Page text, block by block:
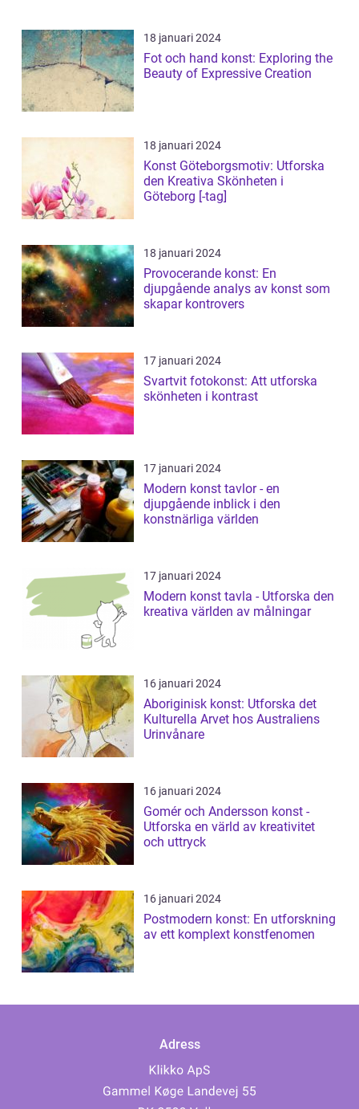
18 januari 2024
Fot och hand konst: Exploring the
Beauty of Expressive Creation
18 januari 2024
Konst Göteborgsmotiv: Utforska
den Kreativa Skönheten i
Göteborg [-tag]
18 januari 2024
Provocerande konst: En
djupgående analys av konst som
skapar kontrovers
17 januari 2024
Svartvit fotokonst: Att utforska
skönheten i kontrast
17 januari 2024
Modern konst tavlor - en
djupgående inblick i den
konstnärliga världen
17 januari 2024
Modern konst tavla - Utforska den
kreativa världen av målningar
16 januari 2024
Aboriginisk konst: Utforska det
Kulturella Arvet hos Australiens
Urinvånare
16 januari 2024
Gomér och Andersson konst -
Utforska en värld av kreativitet
och uttryck
16 januari 2024
Postmodern konst: En utforskning
av ett komplext konstfenomen
Adress